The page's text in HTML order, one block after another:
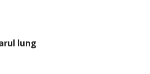
lung